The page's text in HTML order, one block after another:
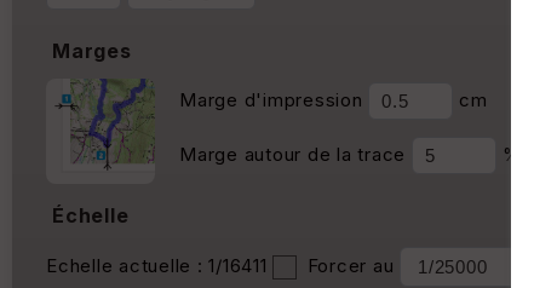
Marges
Marge d'impression cm
Marge autour de la trace %
Échelle
Echelle actuelle : 1/16411 Forcer au